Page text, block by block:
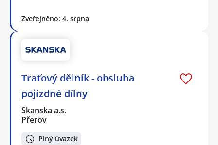
Zveřejněno: 4. srpna
Traťový dělník - obsluha
pojízdné dílny
Skanska a.s.
Přerov
Plný úvazek